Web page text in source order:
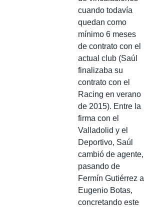
cuando todavía
quedan como
mínimo 6 meses
de contrato con el
actual club (Saúl
finalizaba su
contrato con el
Racing en verano
de 2015). Entre la
firma con el
Valladolid y el
Deportivo, Saúl
cambió de agente,
pasando de
Fermín Gutiérrez a
Eugenio Botas,
concretando este